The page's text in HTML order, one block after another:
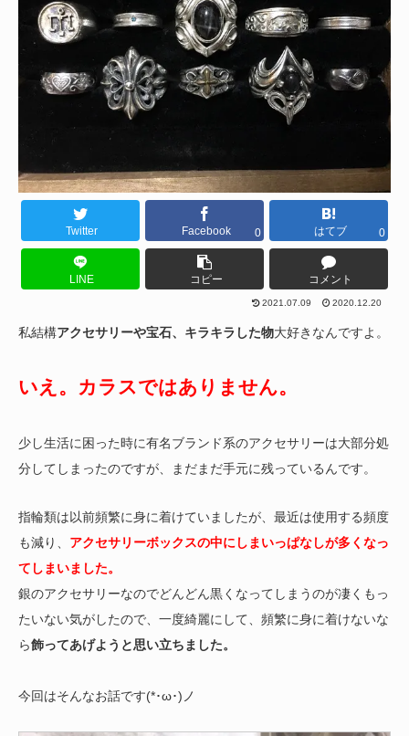
Twitter Facebook 0 はてブ 0
LINE コピー コメント
2021.07.09 2020.12.20
私結構アクセサリーや宝石、キラキラした物大好きなんですよ。
いえ。カラスではありません。
少し生活に困った時に有名ブランド系のアクセサリーは大部分処
分してしまったのですが、まだまだ手元に残っているんです。
指輪類は以前頻繁に身に着けていましたが、最近は使用する頻度
も減り、 アクセサリーボックスの中にしまいっぱなしが多くなっ
てしまいました。
銀のアクセサリーなのでどんどん黒くなってしまうのが凄くもっ
たいない気がしたので、一度綺麗にして、頻繁に身に着けないな
ら飾ってあげようと思い立ちました。
今回はそんなお話です(*･ω･)ノ